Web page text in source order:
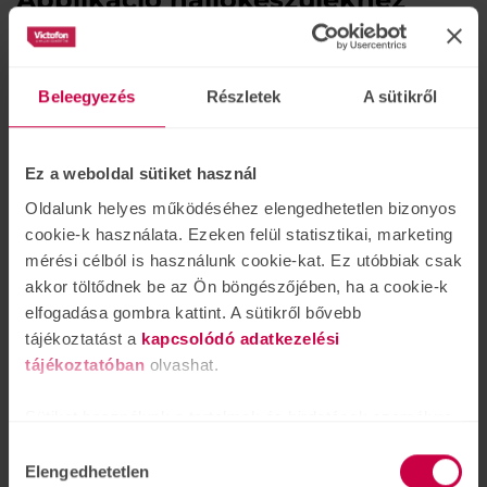
Beleegyezés Részletek A sütikről
Ez a weboldal sütiket használ
Oldalunk helyes működéséhez elengedhetetlen bizonyos
cookie-k használata. Ezeken felül statisztikai, marketing
mérési célból is használunk cookie-kat. Ez utóbbiak csak
akkor töltődnek be az Ön böngészőjében, ha a cookie-k
elfogadása gombra kattint. A sütikről bővebb
tájékoztatást a kapcsolódó adatkezelési
tájékoztatóban olvashat.
valamint weboldalforgalmunk elemzéséhez. Ezenkívül
kiválasztása
Elengedhetetlen
Signia
hangerőt, vagy váltson át egyik kiegészítő eszközről a
másikra, mindezt iPhone vagy Android
a Signia alkalmazást.
Hallókészülék tisztító és szárító
eszközei
A hallókészülék, illetve tartozékainak rendszeresen
adódhat. Szerencsére a helyes tisztítás elsajátítása